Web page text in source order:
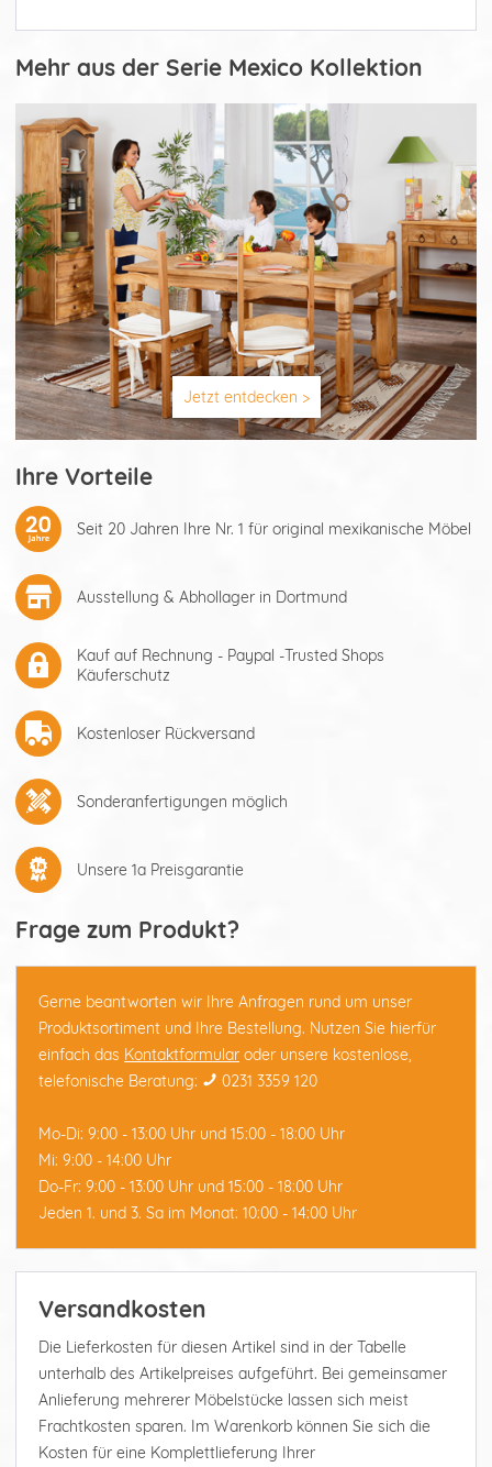
Mehr aus der Serie Mexico Kollektion
Jetzt entdecken >
Ihre Vorteile
Seit 20 Jahren Ihre Nr. 1 für original mexikanische Möbel
Ausstellung & Abhollager in Dortmund
Kauf auf Rechnung - Paypal -Trusted Shops
Käuferschutz
Kostenloser Rückversand
Sonderanfertigungen möglich
Unsere 1a Preisgarantie
Frage zum Produkt?
Gerne beantworten wir Ihre Anfragen rund um unser
Produktsortiment und Ihre Bestellung. Nutzen Sie hierfür
einfach das Kontaktformular oder unsere kostenlose,
telefonische Beratung:
0231 3359 120
Mo-Di: 9:00 - 13:00 Uhr und 15:00 - 18:00 Uhr
Mi: 9:00 - 14:00 Uhr
Do-Fr: 9:00 - 13:00 Uhr und 15:00 - 18:00 Uhr
Jeden 1. und 3. Sa im Monat: 10:00 - 14:00 Uhr
Versandkosten
Die Lieferkosten für diesen Artikel sind in der Tabelle
unterhalb des Artikelpreises aufgeführt. Bei gemeinsamer
Anlieferung mehrerer Möbelstücke lassen sich meist
Frachtkosten sparen. Im Warenkorb können Sie sich die
Kosten für eine Komplettlieferung Ihrer